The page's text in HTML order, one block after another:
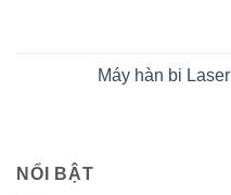
Máy hàn bi Laser
NỔI BẬT